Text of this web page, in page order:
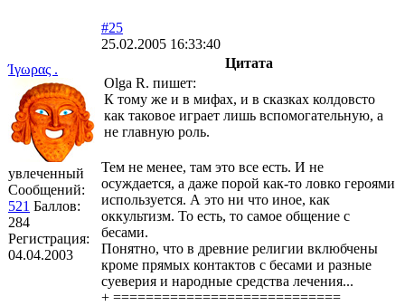
Ίγωρας .
увлеченный
Сообщений:
521 Баллов:
284
Регистрация:
04.04.2003
#25
25.02.2005 16:33:40
Цитата
Olga R. пишет:
К тому же и в мифах, и в сказках колдовсто
как таковое играет лишь вспомогательную, а
не главную роль.
Тем не менее, там это все есть. И не
осуждается, а даже порой как-то ловко героями
используется. А это ни что иное, как
оккультизм. То есть, то самое общение с
бесами.
Понятно, что в древние религии вклюбчены
кроме прямых контактов с бесами и разные
суеверия и народные средства лечения...
+ ============================